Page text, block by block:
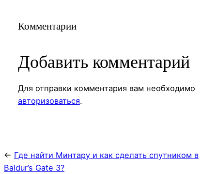
Комментарии
Добавить комментарий
Для отправки комментария вам необходимо
авторизоваться.
← Где найти Минтару и как сделать спутником в
Baldur’s Gate 3?